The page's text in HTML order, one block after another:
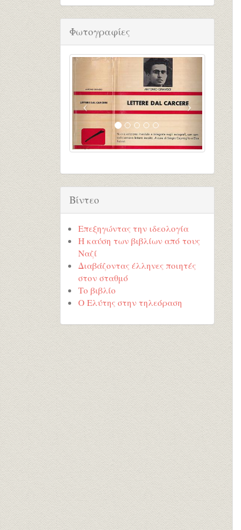
Φωτογραφίες
Βίντεο
Επεξηγώντας την ιδεολογία
Η καύση των βιβλίων από τους
Ναζί
Διαβάζοντας έλληνες ποιητές
στον σταθμό
Το βιβλίο
Ο Ελύτης στην τηλεόραση